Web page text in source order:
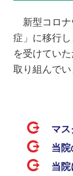
新型コロナ
症」に移行
を受けてい
取り組んでい
マ
当院
当